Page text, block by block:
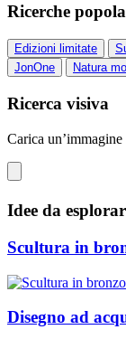
Ricerche
Edizioni limitate
JonOne
Natura
Ricerca visiva
Carica
Idee da
Scultura in
Disegno ad